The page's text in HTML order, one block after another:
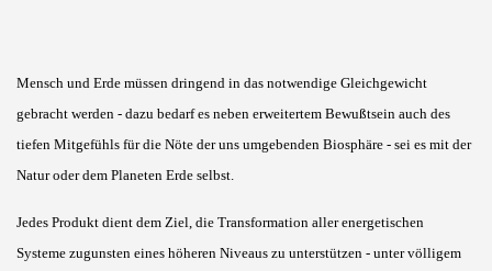
Mensch und Erde müssen dringend in das notwendige Gleichgewicht
gebracht werden - dazu bedarf es neben erweitertem Bewußtsein auch des
tiefen Mitgefühls für die Nöte der uns umgebenden Biosphäre - sei es mit der
Natur oder dem Planeten Erde selbst.
Jedes Produkt dient dem Ziel, die Transformation aller energetischen
Systeme zugunsten eines höheren Niveaus zu unterstützen - unter völligem